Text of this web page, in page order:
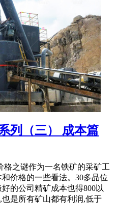
列（三） 成本篇
格之谜作为一名铁矿的采矿工
价格的一些看法。30多品位
的公司精矿成本也得800以
也是所有矿山都有利润,低于